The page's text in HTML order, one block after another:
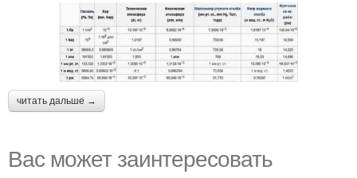
читать дальше →
Вас может заинтересовать